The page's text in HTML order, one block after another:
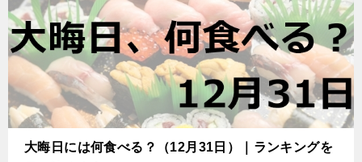
大晦日には何食べる？（12月31日）｜ランキングを